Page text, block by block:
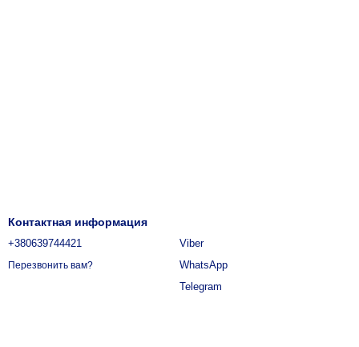
Контактная информация
+380639744421
Перезвонить вам?
Viber
WhatsApp
Telegram